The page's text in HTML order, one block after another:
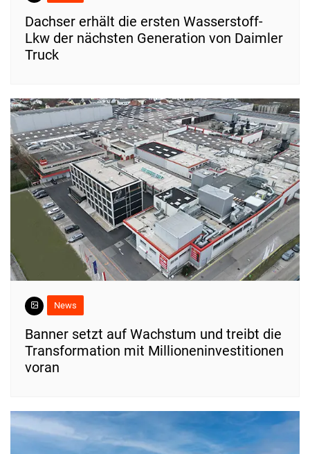
Dachser erhält die ersten Wasserstoff-
Lkw der nächsten Generation von Daimler
Truck
News
Banner setzt auf Wachstum und treibt die
Transformation mit Millioneninvestitionen
voran